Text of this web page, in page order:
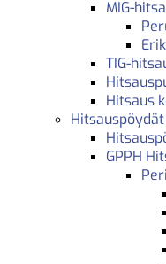
MIG-
TIG-
Hitsaus
GPPH